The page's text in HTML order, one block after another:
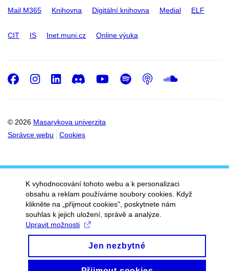
Mail M365 Knihovna Digitální knihovna Medial ELF
CIT IS Inet.muni.cz Online výuka
© 2026 Masarykova univerzita
Správce webu
Cookies
Facebook
Instagram
LinkedIn
DiscordYoutube
Spotify
Podcast
K vyhodnocování tohoto webu a k personalizaci
obsahu a reklam používáme soubory cookies. Když
klikněte na „přijmout cookies", poskytnete nám
souhlas k jejich uložení, správě a analýze.
Upravit možnosti
Jen nezbytné